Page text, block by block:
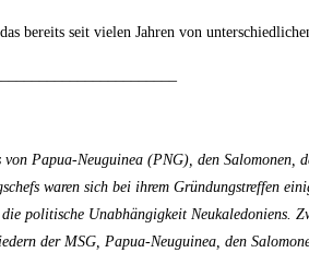
bereits seit vielen Jahren von
Papua-Neuguinea (PNG), den
waren sich bei ihrem Gründungstreffen
politische Unabhängigkeit
der MSG, Papua-Neuguinea, den